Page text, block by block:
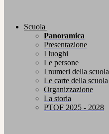
Scuola
Panoramica
Presentazione
I luoghi
Le persone
I numeri della scuola
Le carte della scuola
Organizzazione
La storia
PTOF 2025 - 2028